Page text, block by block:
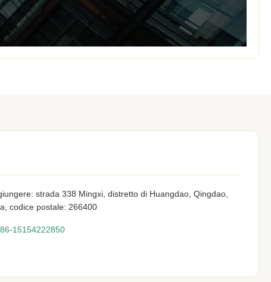
strada 338 Mingxi, distretto di Huangdao, Qingdao,
codice postale: 266400
15154222850